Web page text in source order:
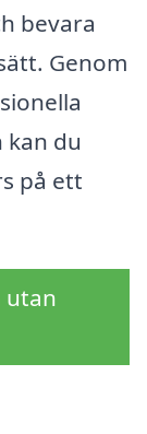
bevara
Genom
du
på ett
utan